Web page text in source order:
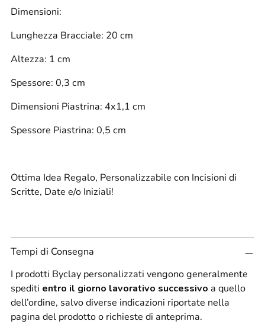
Dimensioni:
Lunghezza Bracciale: 20 cm
Altezza: 1 cm
Spessore: 0,3 cm
Dimensioni Piastrina: 4x1,1 cm
Spessore Piastrina: 0,5 cm
Ottima Idea Regalo, Personalizzabile con Incisioni di
Scritte, Date e/o Iniziali!
Tempi di Consegna
I prodotti Byclay personalizzati vengono generalmente
spediti entro il giorno lavorativo successivo a quello
dell’ordine, salvo diverse indicazioni riportate nella
pagina del prodotto o richieste di anteprima.